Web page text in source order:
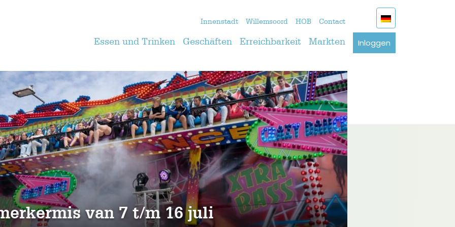
Innenstadt Willemsoord HOB Contact
Essen und Trinken Geschäften Erreichbarkeit Markten Inloggen
van 7 t/m 16 juli